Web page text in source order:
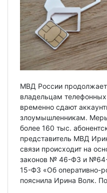
МВД России продолжает
владельцам
временно сдают
злоумышленникам.
более 160 тыс.
представитель МВД
связи происходит на
законов № 46-ФЗ и
15-ФЗ «Об оперативно-
пояснила Ирина Волк.